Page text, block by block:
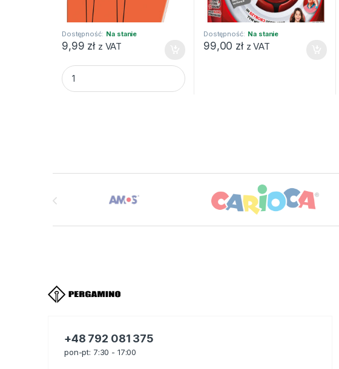
Dostępność: Na stanie
9,99 zł z VAT
KOLOROWANKA A4 16 90G BB KIDS PASTEL LIS quantity
Dostępność: Na stanie
99,00 zł z VAT
+48 792 081 375
pon-pt: 7:30 - 17:00